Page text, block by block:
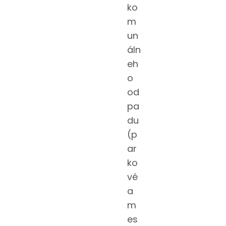
ko
m
un
áln
eh
o
od
pa
du
(p
ar
ko
vé
a
m
es